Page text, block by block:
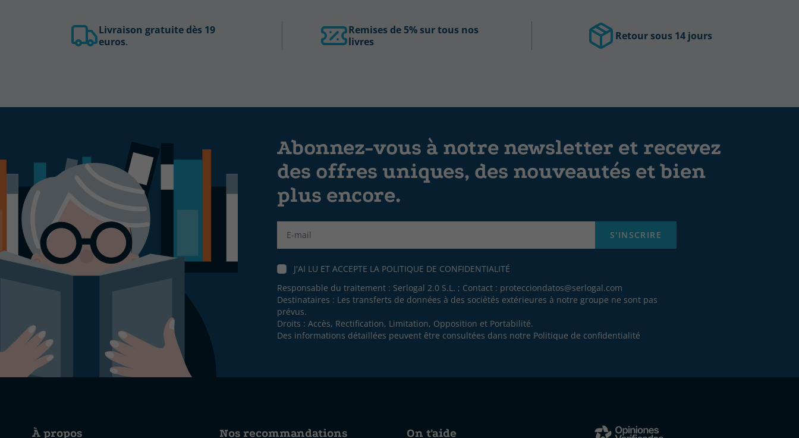
Livraison gratuite dès 19
euros.
Remises de 5% sur tous nos
livres
Retour sous 14 jours
Abonnez-vous à notre newsletter et recevez
des offres uniques, des nouveautés et bien
plus encore.
S'INSCRIRE
J'AI LU ET ACCEPTE LA POLITIQUE DE CONFIDENTIALITÉ
Responsable du traitement : Serlogal 2.0 S.L. ; Contact : protecciondatos@serlogal.com
Destinataires : Les transferts de données à des sociétés extérieures à notre groupe ne sont pas
prévus.
Droits : Accès, Rectification, Limitation, Opposition et Portabilité.
Des informations détaillées peuvent être consultées dans notre Politique de confidentialité
À propos Nos recommandations On t'aide